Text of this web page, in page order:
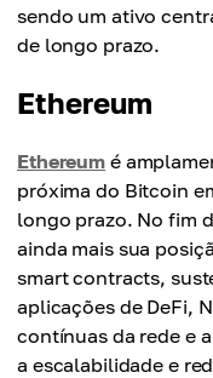
sendo um ativo
de longo prazo.
Ethereum
Ethereum é
próxima do Bitcoin
longo prazo. No fim
ainda mais sua
smart contracts,
aplicações de DeFi,
contínuas da rede e
a escalabilidade e